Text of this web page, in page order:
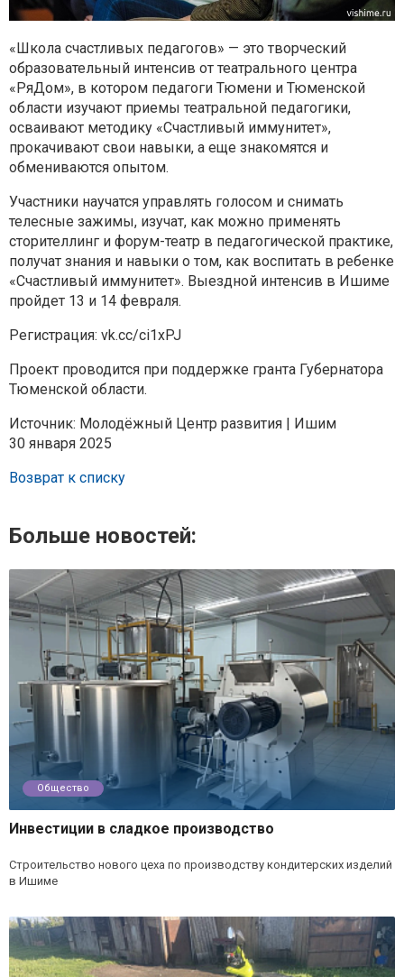
«Школа счастливых педагогов» — это творческий
образовательный интенсив от театрального центра
«РяДом», в котором педагоги Тюмени и Тюменской
области изучают приемы театральной педагогики,
осваивают методику «Счастливый иммунитет»,
прокачивают свои навыки, а еще знакомятся и
обмениваются опытом.
Участники научатся управлять голосом и снимать
телесные зажимы, изучат, как можно применять
сторителлинг и форум-театр в педагогической практике,
получат знания и навыки о том, как воспитать в ребенке
«Счастливый иммунитет». Выездной интенсив в Ишиме
пройдет 13 и 14 февраля.
Регистрация: vk.cc/ci1xPJ
Проект проводится при поддержке гранта Губернатора
Тюменской области.
Источник: Молодёжный Центр развития | Ишим
30 января 2025
Возврат к списку
Больше новостей:
Общество
Инвестиции в сладкое производство
Строительство нового цеха по производству кондитерских изделий
в Ишиме